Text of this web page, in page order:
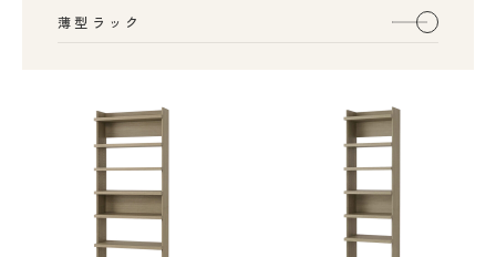
薄型ラック